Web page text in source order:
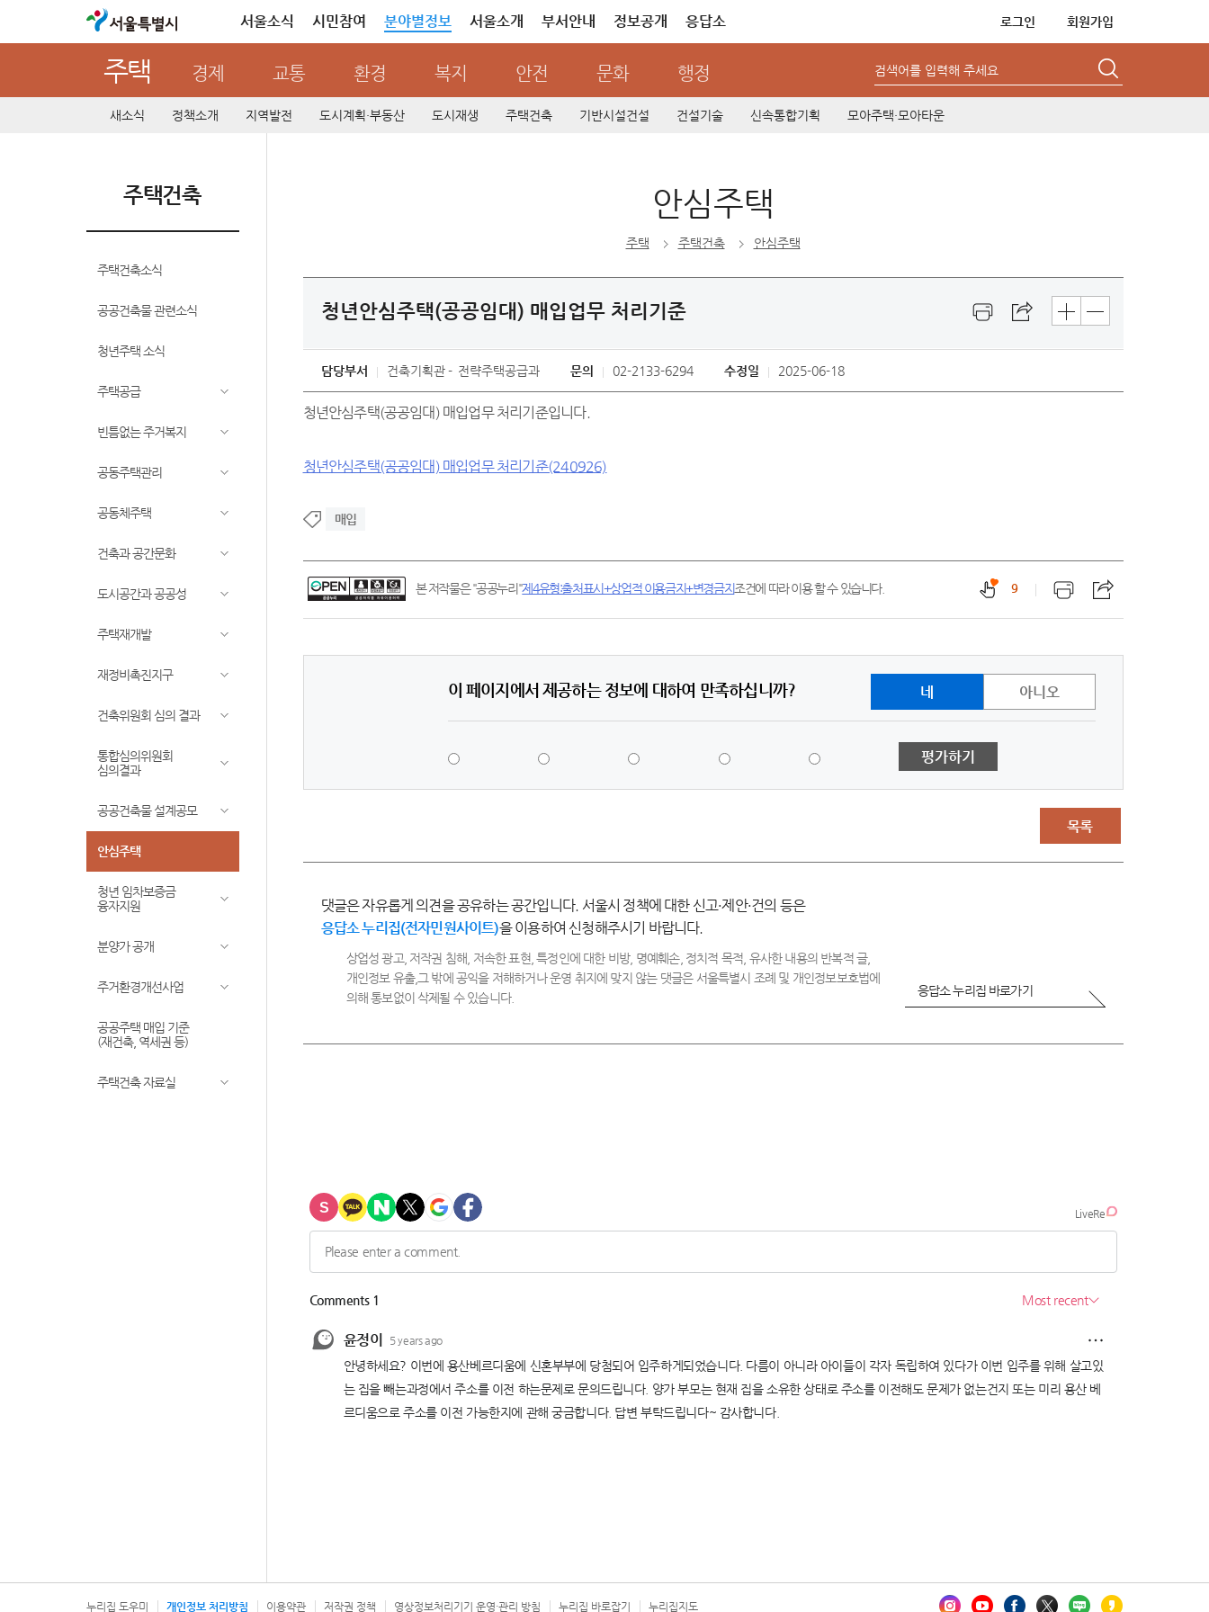
서울특별시 서울소식 시민참여 분야별정보 서울소개 부서안내 정보공개 응답소 로그인 회원가입
주택 경제 교통 환경 복지 안전 문화 행정 검색어를 입력해 주세요
새소식 정책소개 지역발전 도시계획·부동산 도시재생 주택건축 기반시설건설 건설기술 신속통합기획 모아주택·모아타운
주택건축
주택건축소식
공공건축물 관련소식
청년주택 소식
주택공급
빈틈없는 주거복지
공동주택관리
공동체주택
건축과 공간문화
도시공간과 공공성
주택재개발
재정비촉진지구
건축위원회 심의 결과
통합심의위원회
심의결과
공공건축물 설계공모
안심주택
청년 임차보증금
융자지원
분양가 공개
주거환경개선사업
공공주택 매입 기준
(재건축, 역세권 등)
주택건축 자료실
안심주택
주택 주택건축 안심주택
청년안심주택(공공임대) 매입업무 처리기준
담당부서 건축기획관 전략주택공급과 문의 02-2133-6294 수정일 2025-06-18
청년안심주택(공공임대) 매입업무 처리기준입니다.
청년안심주택(공공임대) 매입업무 처리기준(240926)
매입
9
본 저작물은 "공공누리"제4유형:출처표시+상업적 이용금지+변경금지조건에 따라 이용 할 수 있습니다.
이 페이지에서 제공하는 정보에 대하여 만족하십니까? 네 아니오
평가하기
목록
댓글은 자유롭게 의견을 공유하는 공간입니다. 서울시 정책에 대한 신고·제안·건의 등은
응답소 누리집(전자민원사이트)을 이용하여 신청해주시기 바랍니다.
상업성 광고, 저작권 침해, 저속한 표현, 특정인에 대한 비방, 명예훼손, 정치적 목적, 유사한 내용의 반복적 글,
개인정보 유출,그 밖에 공익을 저해하거나 운영 취지에 맞지 않는 댓글은 서울특별시 조례 및 개인정보보호법에
의해 통보없이 삭제될 수 있습니다.
응답소 누리집 바로가기
누리집 도우미 개인정보 처리방침 이용약관 저작권 정책 영상정보처리기기 운영·관리 방침 누리집 바로잡기 누리집지도